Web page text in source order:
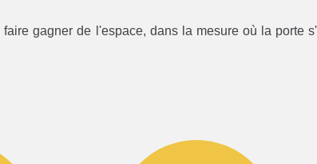
gagner de l'espace, dans la mesure où la porte